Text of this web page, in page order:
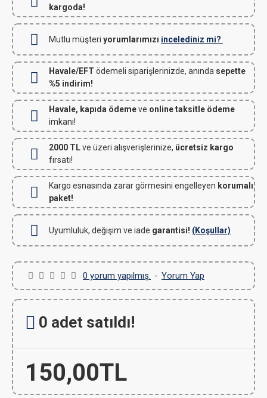
kargoda!
Mutlu müşteri yorumlarımızı incelediniz mi?
Havale/EFT ödemeli siparişlerinizde, anında sepette
%5 indirim!
Havale, kapıda ödemeve online taksitle ödeme
imkanı!
2000 TLve üzeri alışverişlerinize, ücretsiz kargo
fırsatı!
Kargo esnasında zarar görmesini engelleyen korumalı
paket!
Uyumluluk, değişim ve iade garantisi! (Koşullar)
0 yorum yapılmış. - Yorum Yap
150,00TL
0 adet satıldı!